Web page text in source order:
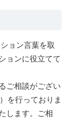
ョン言葉を取
ョンに役立てて
ご相談がござい
を行っておりま
します。ご相